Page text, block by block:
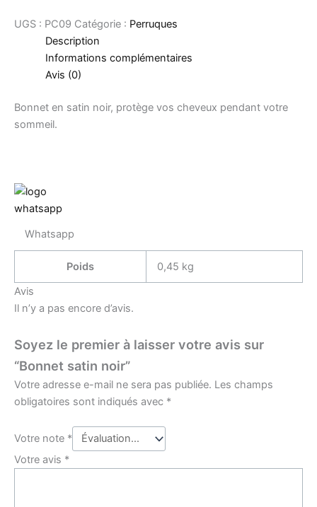
UGS : PC09 Catégorie : Perruques
Description
Informations complémentaires
Avis (0)
Bonnet en satin noir, protège vos cheveux pendant votre
sommeil.
Whatsapp
Poids
0,45 kg
Avis
Il n’y a pas encore d’avis.
Soyez le premier à laisser votre avis sur
“Bonnet satin noir”
Votre adresse e-mail ne sera pas publiée. Les champs
obligatoires sont indiqués avec *
Votre note *
Votre avis *